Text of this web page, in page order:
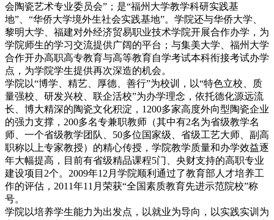
会陶瓷艺术专业委员会”；是“福州大学教学科研实践基
地”、“华侨大学境外生社会实践基地”。学院还与华侨大学、
黎明大学、福建对外经济贸易职业技术学院开展合作办学，为
学院师生的学习交流提供广阔的平台；与集美大学、福州大学
合作开办高职高专教育与高等教育自学考试本科衔接考试办学
点，为学院学生提供再次深造的机会。
学院以“博学、精艺、厚德、善行”为校训，以“特色立校、质
量强校、研发兴校、联企活校”为办学理念，依托德化源远流
长、博大精深的陶瓷文化积淀，1200多家高度外向型陶瓷企业
的强力支撑，200多名专兼职教师（其中有2名为省级教学名
师、一个省级教学团队、50多位国家级、省级工艺大师、副高
职称以上专家教授）的精心传授，学院教学质量和办学效益逐
年大幅提高，目前有省级精品课程5门、央财支持的高职专业
建设项目2个。2009年12月学院顺利通过了教育部人才培养工
作的评估，2011年11月荣获“全国素质教育先进示范院校”称
号。
学院以培养学生能力为出发点，以就业为导向，以实践实训为